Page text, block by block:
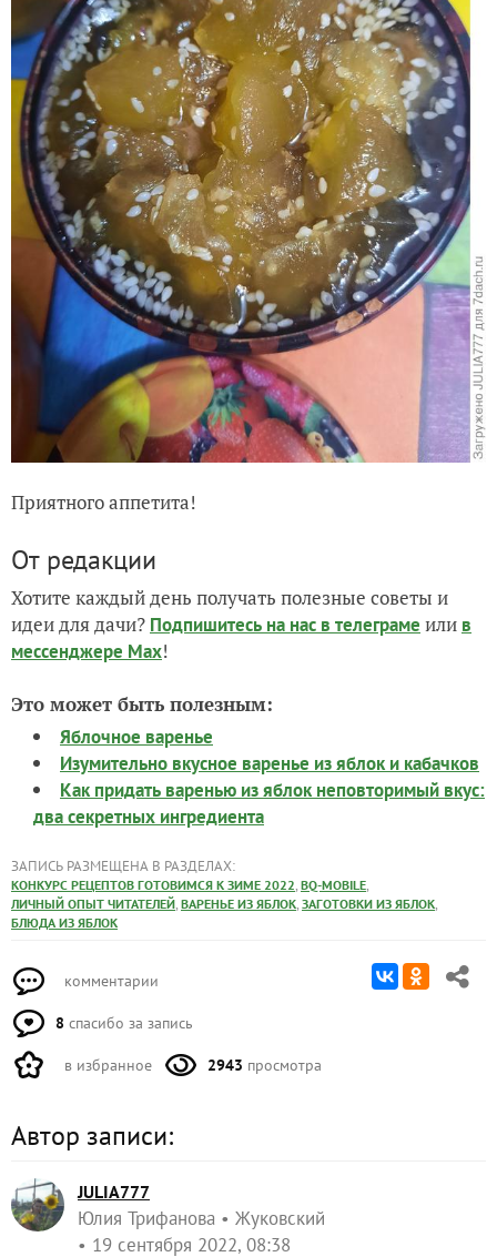
Приятного аппетита!
От редакции
Хотите каждый день получать полезные советы и
идеи для дачи? Подпишитесь на нас в телеграме или в
мессенджере Max!
Это может быть полезным:
Яблочное варенье
Изумительно вкусное варенье из яблок и кабачков
Как придать варенью из яблок неповторимый вкус:
два секретных ингредиента
ЗАПИСЬ РАЗМЕЩЕНА В РАЗДЕЛАХ:
КОНКУРС РЕЦЕПТОВ ГОТОВИМСЯ К ЗИМЕ 2022, BQ-MOBILE,
ЛИЧНЫЙ ОПЫТ ЧИТАТЕЛЕЙ, ВАРЕНЬЕ ИЗ ЯБЛОК, ЗАГОТОВКИ ИЗ ЯБЛОК,
БЛЮДА ИЗ ЯБЛОК
комментарии
8 спасибо за запись
в избранное 2943 просмотра
Автор записи:
JULIA777
Юлия Трифанова
Жуковский
19 сентября 2022, 08:38